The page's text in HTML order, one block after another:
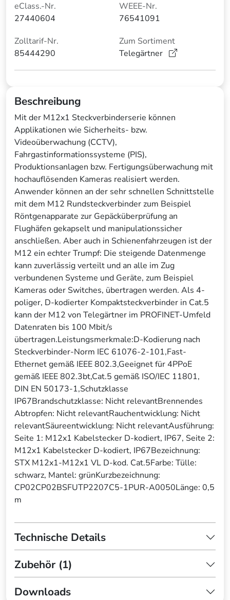
eClass.-Nr.
27440604
WEEE-Nr.
76541091
Zolltarif-Nr.
85444290
Zum Sortiment
Telegärtner
Beschreibung
Mit der M12x1 Steckverbinderserie können
Applikationen wie Sicherheits- bzw.
Videoüberwachung (CCTV),
Fahrgastinformationssysteme (PIS),
Produktionsanlagen bzw. Fertigungsüberwachung mit
hochauflösenden Kameras realisiert werden.
Anwender können an der sehr schnellen Schnittstelle
mit dem M12 Rundsteckverbinder zum Beispiel
Röntgenapparate zur Gepäcküberprüfung an
Flughäfen gekapselt und manipulationssicher
anschließen. Aber auch in Schienenfahrzeugen ist der
M12 ein echter Trumpf: Die steigende Datenmenge
kann zuverlässig verteilt und an alle im Zug
verbundenen Systeme und Geräte, zum Beispiel
Kameras oder Switches, übertragen werden. Als 4-
poliger, D-kodierter Kompaktsteckverbinder in Cat.5
kann der M12 von Telegärtner im PROFINET-Umfeld
Datenraten bis 100 Mbit/s
übertragen.Leistungsmerkmale:D-Kodierung nach
Steckverbinder-Norm IEC 61076-2-101,Fast-
Ethernet gemäß IEEE 802.3,Geeignet für 4PPoE
gemäß IEEE 802.3bt,Cat.5 gemäß ISO/IEC 11801,
DIN EN 50173-1,Schutzklasse
IP67Brandschutzklasse: Nicht relevantBrennendes
Abtropfen: Nicht relevantRauchentwicklung: Nicht
relevantSäureentwicklung: Nicht relevantAusführung:
Seite 1: M12x1 Kabelstecker D-kodiert, IP67, Seite 2:
M12x1 Kabelstecker D-kodiert, IP67Bezeichnung:
STX M12x1-M12x1 VL D-kod. Cat.5Farbe: Tülle:
schwarz, Mantel: grünKurzbezeichnung:
CP02CP02BSFUTP2207C5-1PUR-A0050Länge: 0,5
m
Technische Details
Zubehör (1)
Downloads